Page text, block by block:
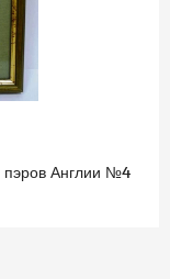
пэров Англии №4